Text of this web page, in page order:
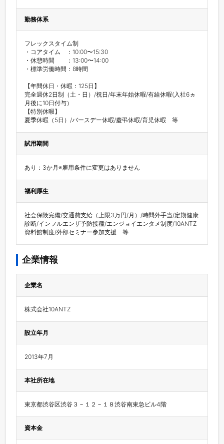
勤務体系
フレックスタイム制
・コアタイム　：10:00〜15:30
・休憩時間　　：13:00〜14:00
・標準労働時間：8時間
【年間休日・休暇：125日】
完全週休2日制（土・日）/祝日/年末年始休暇/有給休暇(入社6ヵ
月後に10日付与）
【特別休暇】
夏季休暇（5日）/バースデー休暇/慶弔休暇/育児休暇　等
試用期間
あり：3か月※雇用条件に変更はありません
福利厚生
社会保険完備/交通費支給（上限3万円/月）/時間外手当/定期健康
診断/インフルエンザ予防接種/エンジョイエンタメ制度/10ANTZ
資料館制度/外部セミナー参加支援　等
企業情報
企業名
株式会社10ANTZ
設立年月
2013年7月
本社所在地
東京都渋谷区渋谷３－１２－１８渋谷南東急ビル4階
資本金